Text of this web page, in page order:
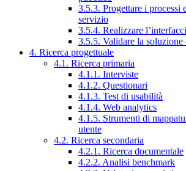
3.5.3. Progettare i processi
servizio
3.5.4. Realizzare
3.5.5. Validare la soluzione
4. Ricerca progettuale
4.1. Ricerca primaria
4.1.1. Interviste
4.1.2. Questionari
4.1.3. Test di usabilità
4.1.4. Web analytics
4.1.5. Strumenti di
utente
4.2. Ricerca secondaria
4.2.1. Ricerca documentale
4.2.2. Analisi benchmark